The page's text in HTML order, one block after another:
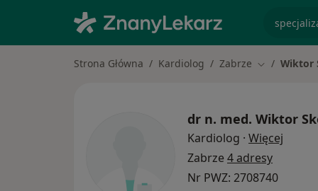
Strona Główna Kardiolog Zabrze ZmieńWiktor
dr n. med. Wiktor
Kardiolog · Więcej
Zabrze 4 adresy
Nr PWZ: 2708740